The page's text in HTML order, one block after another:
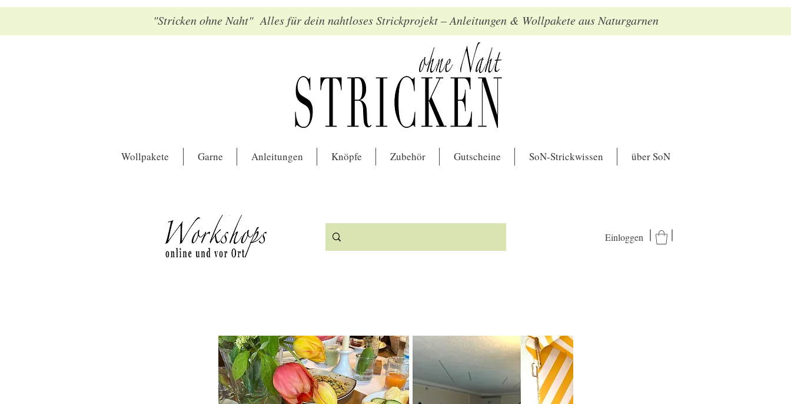
"Stricken ohne Naht" Alles für dein nahtloses Strickprojekt – Anleitungen & Wollpakete aus Naturgarnen
Wollpakete Garne Anleitungen Knöpfe Zubehör Gutscheine SoN-Strickwissen über SoN
Einloggen